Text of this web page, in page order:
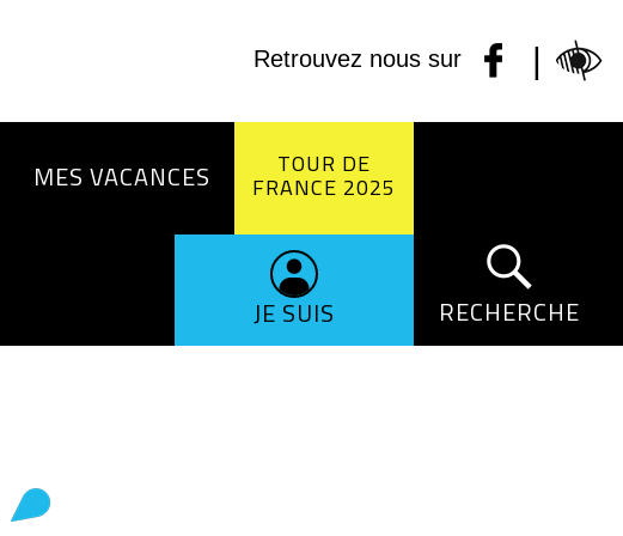
Retrouvez nous sur |
MES VACANCES TOUR DE
FRANCE 2025
JE SUIS RECHERCHE